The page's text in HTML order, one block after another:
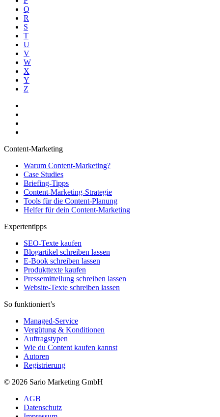
Q
R
S
T
U
V
W
X
Y
Z
Content-Marketing
Warum Content-Marketing?
Case Studies
Briefing-Tipps
Content-Marketing-Strategie
Tools für die Content-Planung
Helfer für dein Content-Marketing
Expertentipps
SEO-Texte kaufen
Blogartikel schreiben lassen
E-Book schreiben lassen
Produkttexte kaufen
Pressemitteilung schreiben lassen
Website-Texte schreiben lassen
So funktioniert’s
Managed-Service
Vergütung & Konditionen
Auftragstypen
Wie du Content kaufen kannst
Autoren
Registrierung
© 2026 Sario Marketing GmbH
AGB
Datenschutz